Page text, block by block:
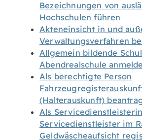
Bezeichnungen von
Hochschulen führen
Akteneinsicht in und
Verwaltungsverfahren
Allgemein bildende
Abendrealschule
Als berechtigte Person
(Halterauskunft)
Als
Servicedienstleister im
Geldwäscheaufsicht